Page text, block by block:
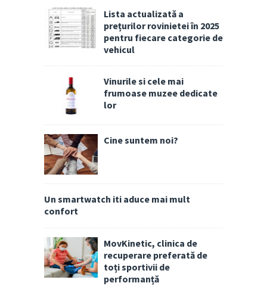
Lista actualizată a
prețurilor rovinietei în 2025
pentru fiecare categorie de
vehicul
Vinurile si cele mai
frumoase muzee dedicate
lor
Cine suntem noi?
Un smartwatch iti aduce mai mult
confort
MovKinetic, clinica de
recuperare preferată de
toți sportivii de
performanță